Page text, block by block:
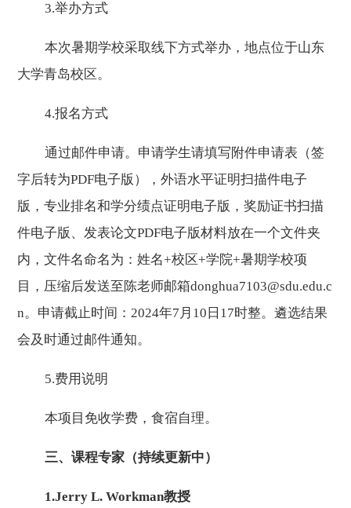
3.举办方式
本次暑期学校采取线下方式举办，地点位于山东
大学青岛校区。
4.报名方式
通过邮件申请。申请学生请填写附件申请表 （签
字后转为PDF电子版） ，外语水平证明扫描件电子
版，专业排名和学分绩点证明电子版，奖励证书扫描
件电子版、发表论文PDF电子版材料放在一个文件夹
内，文件名命名为：姓名+校区+学院+暑期学校项
目，压缩后发送至陈老师邮箱donghua7103@sdu.edu.c
n。申请截止时间：2024年7 月 10日17时整。遴选结果
会及时通过邮件通知。
5.费用说明
本项目免收学费，食宿自理。
三、课程专家（持续更新中）
1.Jerry L. Workman教授